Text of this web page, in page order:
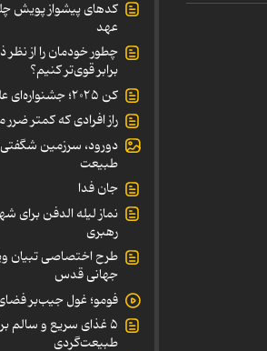
کدهای پیشواز پویش
عهد
برابر قوی‌تر کنیم؟
کن ۲۰۲۵؛ جشنواره‌ای علیه خانواده
راز افرادی که کمتر
دورود، سرزمین
طبیعت
جان فدا
نماز لیله الدفن برای
رهبری
طرح اختصاصی تبیان
جهانی قدس
فومو؛ غول جیب‌بر
۵ غذای سریع و سالم
طبیعت‌گردی